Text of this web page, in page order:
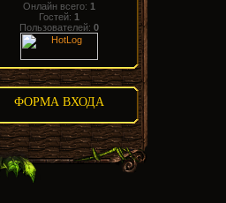
Онлайн всего: 1
Гостей: 1
Пользователей: 0
ФОРМА ВХОДА